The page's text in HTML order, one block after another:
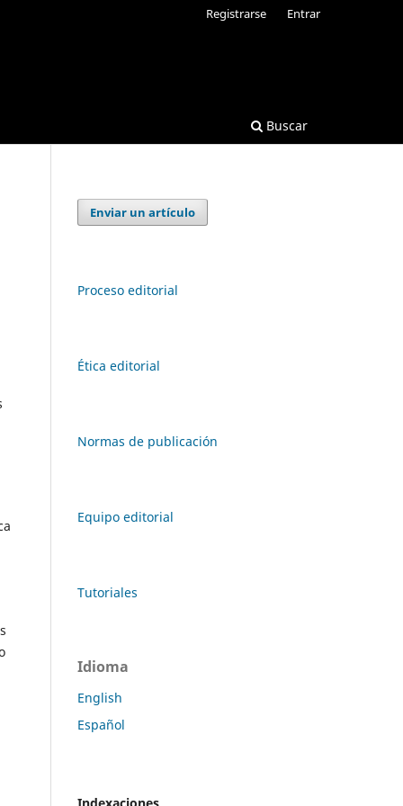
Buscar
Registrarse Entrar
Enviar un artículo
Proceso editorial
Ética editorial
Normas de publicación
Equipo editorial
Tutoriales
Idioma
English
Español